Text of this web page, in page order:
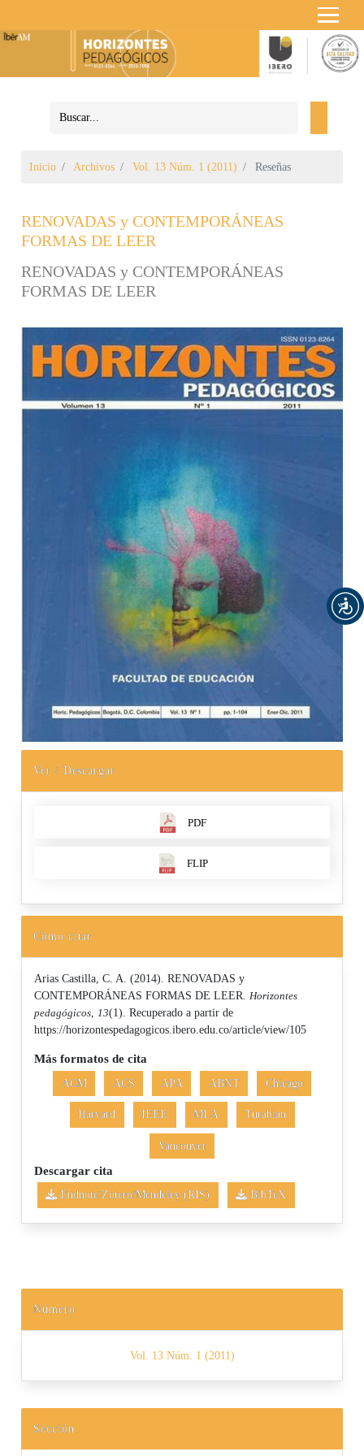
Inicio Archivos Vol. 13 Núm. 1 (2011) Reseñas
RENOVADAS y CONTEMPORÁNEAS
FORMAS DE LEER
RENOVADAS y CONTEMPORÁNEAS
FORMAS DE LEER
Barra lateral del artículo
Ver / Descargar
PDF
FLIP
Cómo citar
Arias Castilla, C. A. (2014). RENOVADAS y
CONTEMPORÁNEAS FORMAS DE LEER.Horizontes
pedagógicos,13(1). Recuperado a partir de
https://horizontespedagogicos.ibero.edu.co/article/view/105
Más formatos de cita
ACM ACS APA ABNT Chicago
Harvard IEEE MLA Turabian
Vancouver
Descargar cita
Endnote/Zotero/Mendeley (RIS) BibTeX
Número
Vol. 13 Núm. 1 (2011)
Sección